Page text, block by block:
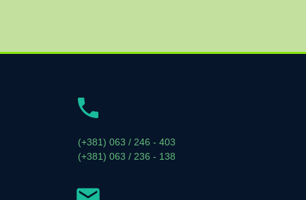
(+381) 063 / 246 - 403
(+381) 063 / 236 - 138